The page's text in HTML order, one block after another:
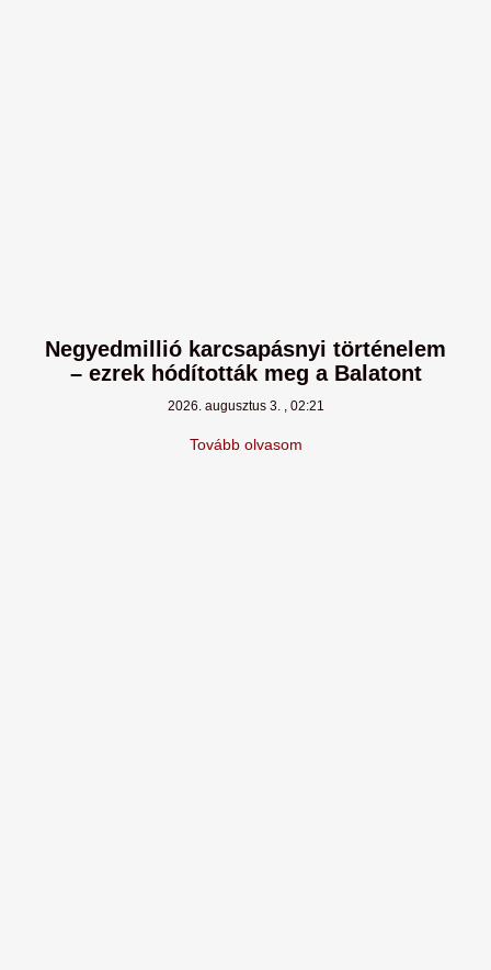
Negyedmillió karcsapásnyi történelem
– ezrek hódították meg a Balatont
2026. augusztus 3. 02:21
Tovább olvasom